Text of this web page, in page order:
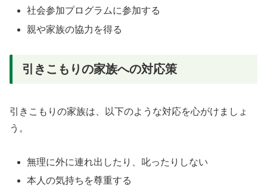
社会参加プログラムに参加する
親や家族の協力を得る
引きこもりの家族への対応策
引きこもりの家族は、以下のような対応を心がけましょ
う。
無理に外に連れ出したり、叱ったりしない
本人の気持ちを尊重する